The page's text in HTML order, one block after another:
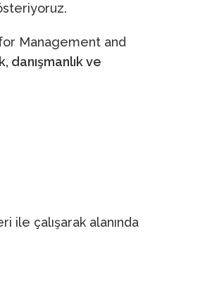
Management and
danışmanlık ve
ile çalışarak alanında